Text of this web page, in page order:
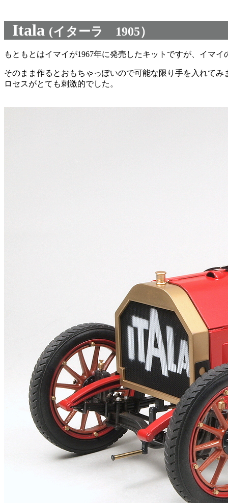
Itala (イターラ 1905）
もともとはイマイが1967年に発売したキットですが、イマ
そのまま作るとおもちゃっぽいので可能な限り手を入れて
ロセスがとても刺激的でした。